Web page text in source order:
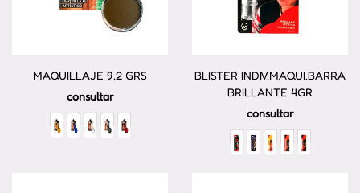
MAQUILLAJE 9,2 GRS
consultar
BLISTER INDIV.MAQUI.BARRA
BRILLANTE 4GR
consultar